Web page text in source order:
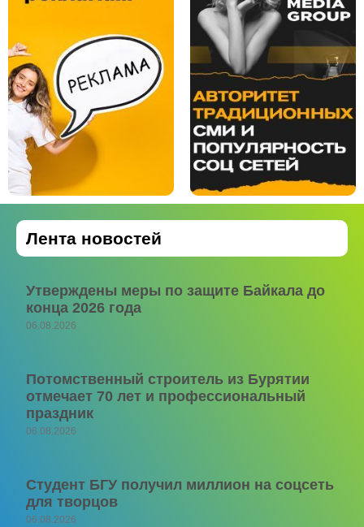
Лента новостей
Утверждены меры по защите Байкала до
конца 2026 года
06.08.2026
Потомственный строитель из Бурятии
отмечает 70 лет и профессиональный
праздник
06.08.2026
Студент БГУ получил миллион на соцсеть
для творцов
06.08.2026